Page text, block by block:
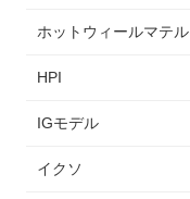
ホットウィールマテル
HPI
IGモデル
イクソ